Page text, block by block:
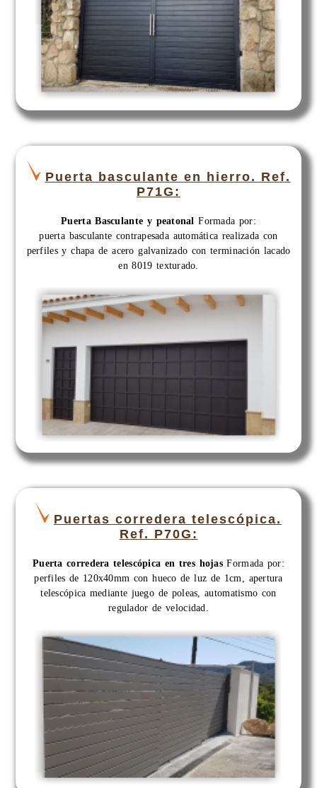
Puerta basculante en hierro. Ref.
P71G:
Puerta Basculante y peatonalFormada por:
puerta basculante contrapesada automática realizada con
perfiles y chapa de acero galvanizado con terminación lacado
en 8019 texturado.
Puertas corredera telescópica.
Ref. P70G:
Puerta corredera telescópica en tres hojasFormada por:
perfiles de 120x40mm con hueco de luz de 1cm, apertura
telescópica mediante juego de poleas, automatismo con
regulador de velocidad.